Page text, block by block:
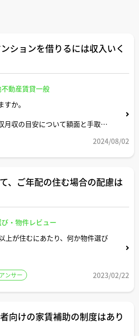
ションを借りるには収入いく
動産賃貸一般
か。
月収の目安について額面と手取り
2024/08/02
、ご年配の住む場合の配慮は
・物件レビュー
上が住むにあたり、何か物件選び
ンサー 2023/02/22
向けの家賃補助の制度はあり